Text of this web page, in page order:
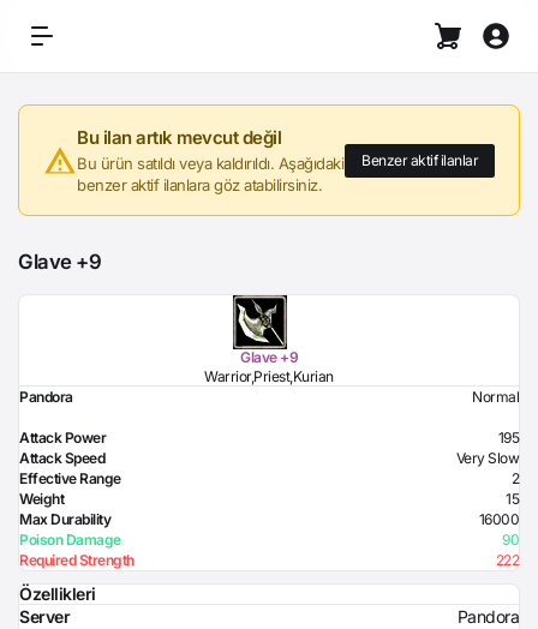
Bu ilan artık mevcut değil
Bu ürün satıldı veya kaldırıldı. Aşağıdaki
benzer aktif ilanlara göz atabilirsiniz.
Benzer aktif ilanlar
Glave +9
Glave +9
Warrior,Priest,Kurian
Pandora
Normal
Attack Power
195
Attack Speed
Very Slow
Effective Range
2
Weight
15
Max Durability
16000
Poison Damage
90
Required Strength
222
Özellikleri
Server
Pandora